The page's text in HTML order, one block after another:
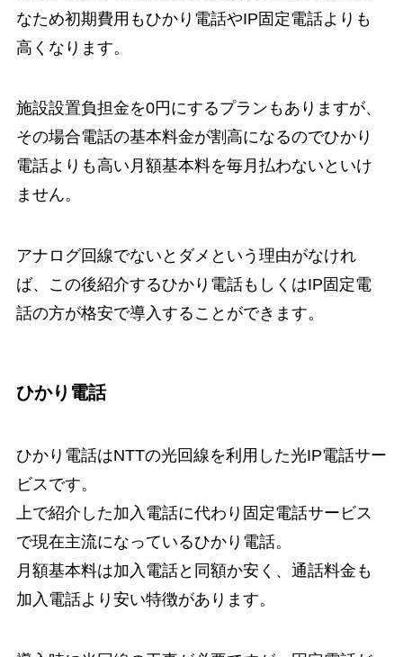
なため初期費用もひかり電話やIP固定電話よりも
高くなります。
施設設置負担金を0円にするプランもありますが、
その場合電話の基本料金が割高になるのでひかり
電話よりも高い月額基本料を毎月払わないといけ
ません。
アナログ回線でないとダメという理由がなけれ
ば、この後紹介するひかり電話もしくはIP固定電
話の方が格安で導入することができます。
ひかり電話
ひかり電話はNTTの光回線を利用した光IP電話サー
ビスです。
上で紹介した加入電話に代わり固定電話サービス
で現在主流になっているひかり電話。
月額基本料は加入電話と同額か安く、通話料金も
加入電話より安い特徴があります。